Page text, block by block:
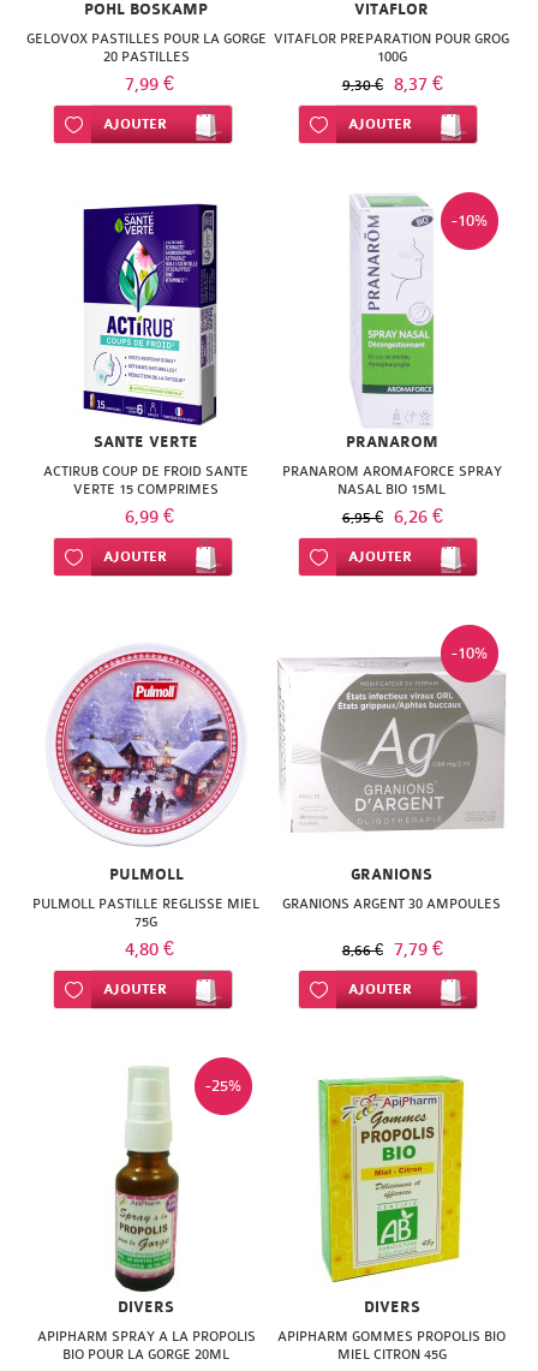
POHL BOSKAMP
GELOVOX PASTILLES POUR LA GORGE
20 PASTILLES
7,99 €
Ajouter à ma liste d’envie
AJOUTER
VITAFLOR
VITAFLOR PREPARATION POUR GROG
100G
9,30 € 8,37 €
Ajouter à ma liste d’envie
AJOUTER
SANTE VERTE
ACTIRUB COUP DE FROID SANTE
VERTE 15 COMPRIMES
6,99 €
Ajouter à ma liste d’envie
AJOUTER
-10%
PRANAROM
PRANAROM AROMAFORCE SPRAY
NASAL BIO 15ML
6,95 € 6,26 €
Ajouter à ma liste d’envie
AJOUTER
PULMOLL
PULMOLL PASTILLE REGLISSE MIEL
75G
4,80 €
Ajouter à ma liste d’envie
AJOUTER
-10%
GRANIONS
GRANIONS ARGENT 30 AMPOULES
8,66 € 7,79 €
Ajouter à ma liste d’envie
AJOUTER
-25%
DIVERS
APIPHARM SPRAY A LA PROPOLIS
BIO POUR LA GORGE 20ML
DIVERS
APIPHARM GOMMES PROPOLIS BIO
MIEL CITRON 45G